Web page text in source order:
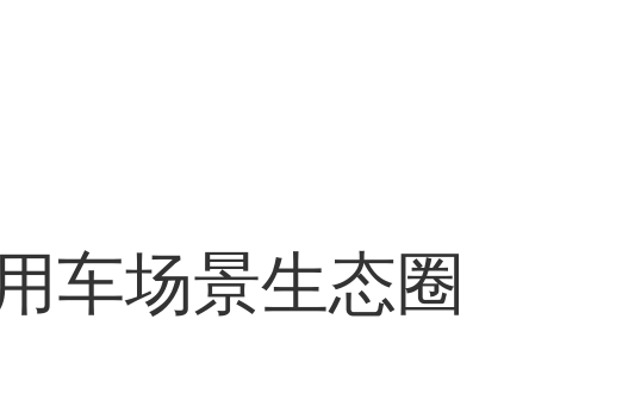
车场景生态圈